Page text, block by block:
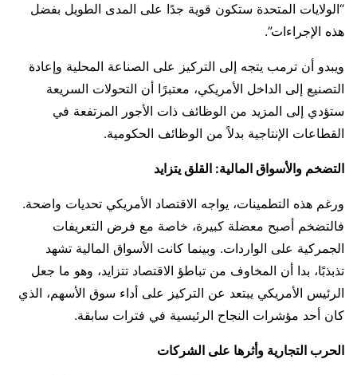
“الولايات المتحدة ستكون قوية جدًا على المدى الطويل بفضل
هذه الإجراءات”.
ويبدو أن ترمب يتجه إلى التركيز على الصناعة المحلية وإعادة
التصنيع إلى الداخل الأمريكي، معتبرًا أن التحولات السريعة
ستؤدي إلى المزيد من الوظائف ذات الأجور المرتفعة في
القطاعات الإنتاجية بدلاً من الوظائف الحكومية.
التضخم والأسواق المالية: القلق يتزايد
ورغم هذه التطمينات، يواجه الاقتصاد الأمريكي تحديات واضحة.
فالتضخم أصبح معضلة كبيرة، خاصة مع فرض التعريفات
الجمركية على الواردات. وبينما كانت الأسواق المالية تشهد
تذبذبًا، بدا أن المخاوف من تباطؤ الاقتصاد تتزايد، وهو ما جعل
الرئيس الأمريكي يبتعد عن التركيز على أداء سوق الأسهم، الذي
كان أحد مؤشرات النجاح الرئيسية في فترات سابقة.
الحرب التجارية وأثرها على الشركات